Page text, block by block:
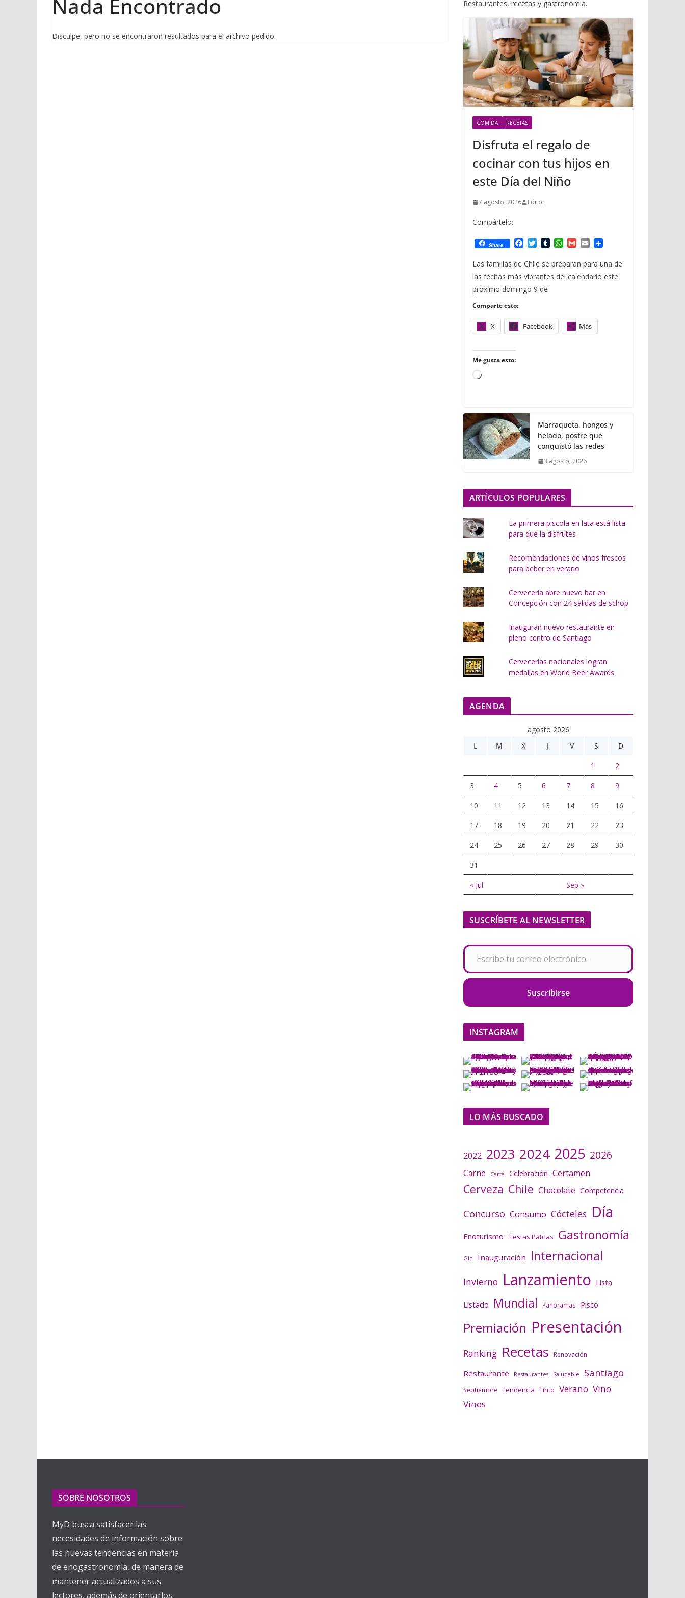
Nada Encontrado
Disculpe, pero no se encontraron resultados para el archivo pedido.
Restaurantes, recetas y gastronomía.
COMIDA RECETAS
Disfruta el regalo de
cocinar con tus hijos en
este Día del Niño
7 agosto, 2026 Editor
Compártelo:
Share
c
b
o
T
i
t
e
T
m
b
l
W
a
s
G
a
l
E
a
l
m
a
Las familias de Chile se preparan para una de
las fechas más vibrantes del calendario este
próximo domingo 9 de
Comparte esto:
X Facebook Más
Me gusta esto:
C
g
a
n
d
.
.
Marraqueta, hongos y
helado, postre que
conquistó las redes
3 agosto, 2026
ARTÍCULOS POPULARES
La primera piscola en lata está lista
para que la disfrutes
Recomendaciones de vinos frescos
para beber en verano
Cervecería abre nuevo bar en
Concepción con 24 salidas de schop
Inauguran nuevo restaurante en
pleno centro de Santiago
Cervecerías nacionales logran
medallas en World Beer Awards
AGENDA
agosto 2026
L
M X J V S D
1 2
3 4 5 6 7 8 9
10 11 12 13 14 15 16
17 18 19 20 21 22 23
24 25 26 27 28 29 30
31
« Jul Sep »
SUSCRÍBETE AL NEWSLETTER
Escribe tu correo electrónico…
Suscribirse
INSTAGRAM
LO MÁS BUSCADO
2022 2023 2024 2025 2026
Carne Carta Celebración Certamen
Cerveza Chile Chocolate Competencia
Concurso Consumo Cócteles Día
Enoturismo Fiestas Patrias Gastronomía
Gin Inauguración Internacional
Invierno Lanzamiento Lista
Listado Mundial Panoramas Pisco
Premiación Presentación
Ranking Recetas Renovación
Restaurante Restaurantes Saludable Santiago
Septiembre Tendencia Tinto Verano Vino
Vinos
SOBRE NOSOTROS
MyD busca satisfacer las
necesidades de información sobre
las nuevas tendencias en materia
de enogastronomía, de manera de
mantener actualizados a sus
lectores, además de orientarlos